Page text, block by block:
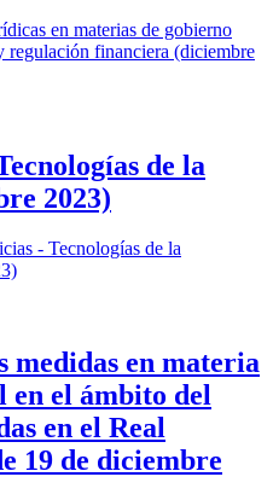
en materias de gobierno
regulación financiera (diciembre
de la
2023)
- Tecnologías de la
medidas en materia
en el ámbito del
en el Real
19 de diciembre